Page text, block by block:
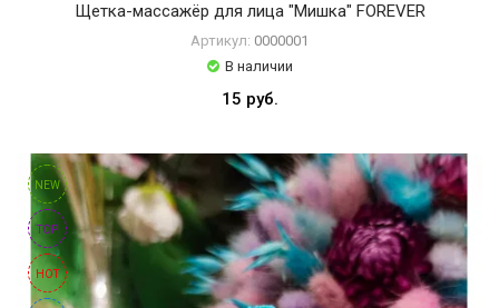
Щетка-массажёр для лица "Мишка" FOREVER
Артикул: 0000001
В наличии
15 руб.
NEW
TOP
HOT